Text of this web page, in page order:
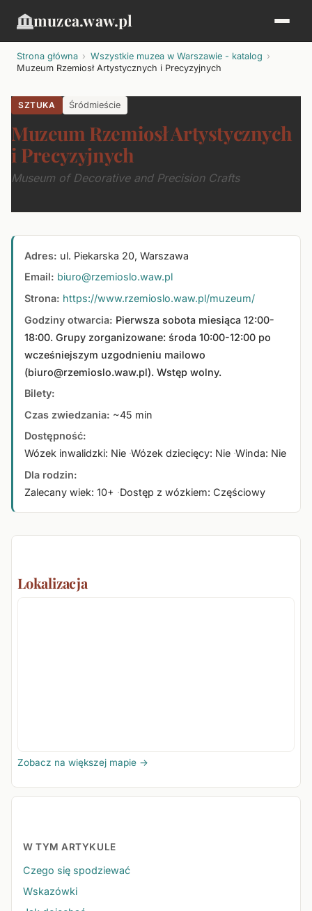
muzea.waw.pl
Strona główna
Wszystkie muzea w Warszawie - katalog
Muzeum Rzemiosł Artystycznych i Precyzyjnych
SZTUKA Śródmieście
Muzeum Rzemiosł Artystycznych
i Precyzyjnych
Museum of Decorative and Precision Crafts
Adres: ul. Piekarska 20, Warszawa
Email: biuro@rzemioslo.waw.pl
Strona: https://www.rzemioslo.waw.pl/muzeum/
Godziny otwarcia: Pierwsza sobota miesiąca 12:00-
18:00. Grupy zorganizowane: środa 10:00-12:00 po
wcześniejszym uzgodnieniu mailowo
(biuro@rzemioslo.waw.pl). Wstęp wolny.
Bilety:
Czas zwiedzania: ~45 min
Dostępność:
Wózek inwalidzki: Nie Wózek dziecięcy: Nie Winda: Nie
Dla rodzin:
Zalecany wiek: 10+
Dostęp z wózkiem: Częściowy
Lokalizacja
Zobacz na większej mapie →
W TYM ARTYKULE
Czego się spodziewać
Wskazówki